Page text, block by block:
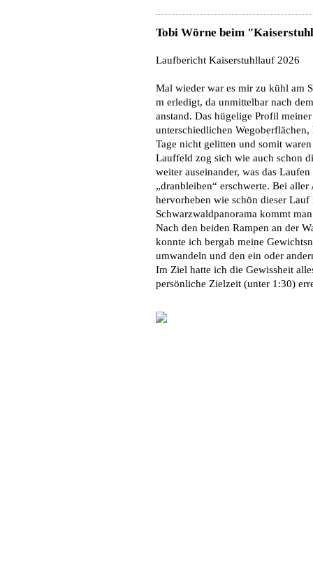
Tobi Wörne beim
Laufbericht Kaiserstuhllauf 2026
Mal wieder war es mir zu kühl am
m erledigt, da unmittelbar nach
anstand. Das hügelige Profil
unterschiedlichen
Tage nicht gelitten und somit
Lauffeld zog sich wie auch schon
weiter auseinander, was das
„dranbleiben“ erschwerte. Bei
hervorheben wie schön dieser
Schwarzwaldpanorama kommt
Nach den beiden Rampen an der
konnte ich bergab meine
umwandeln und den ein oder
Im Ziel hatte ich die Gewissheit
persönliche Zielzeit (unter 1:30)